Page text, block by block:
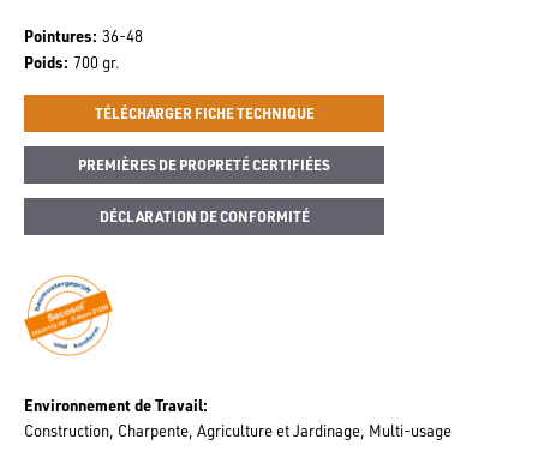
Pointures 36-48
Poids 700 gr.
TÉLÉCHARGER FICHE TECHNIQUE
PREMIÈRES DE PROPRETÉ CERTIFIÉES
DÉCLARATION DE CONFORMITÉ
Environnement de Travail
Construction Charpente Agriculture et Jardinage Multi-usage